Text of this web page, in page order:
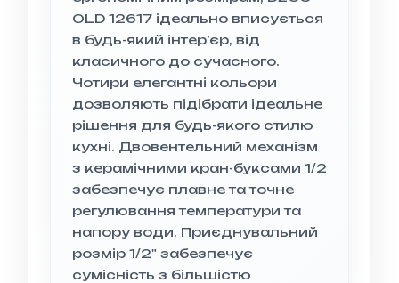
OLD 12617 ідеально вписується
в будь-який інтер’єр, від
класичного до сучасного.
Чотири елегантні кольори
дозволяють підібрати ідеальне
рішення для будь-якого стилю
кухні. Двовентельний механізм
з керамічними кран-буксами 1/2
забезпечує плавне та точне
регулювання температури та
напору води. Приєднувальний
розмір 1/2" забезпечує
сумісність з більшістю